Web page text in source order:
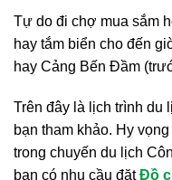
Tự do đi chợ mua sắm
hay tắm biển cho đến
hay Cảng Bến Đầm
Trên đây là lịch trình du
bạn tham khảo. Hy
trong chuyến du lịch
bạn có nhu cầu đặtĐồ